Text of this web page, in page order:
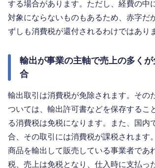
する場合があります。ただし、経費の中
対象にならないものもあるため、赤字だ
ずしも消費税が還付されるわけではあり
輸出が事業の主軸で売上の多く
合
輸出取引は消費税が免除されます。その
ついては、輸出許可書などを保存するこ
る消費税は免税になります。また、国内
合、その取引には消費税が課税されます
商品を輸出して販売している事業者であ
税、売上は免税となり、仕入時に支払っ